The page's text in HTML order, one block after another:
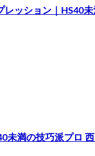
ッション｜HS40
未満の技巧派プロ